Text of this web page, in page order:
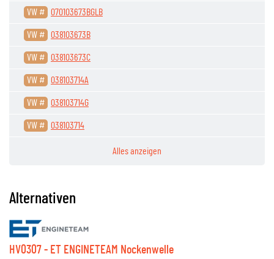
VW # 070103673BGLB
VW # 038103673B
VW # 038103673C
VW # 038103714A
VW # 038103714G
VW # 038103714
Alles anzeigen
Alternativen
HV0307 - ET ENGINETEAM Nockenwelle